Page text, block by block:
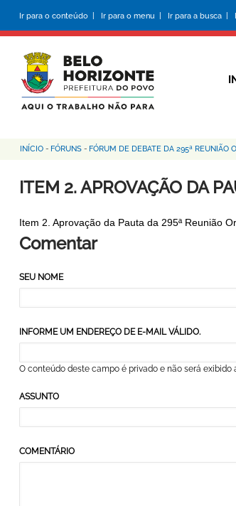
conteúdo
principal
Ir para o conteúdo | Ir para o menu | Ir para a busca |
Trilha
de
INÍCIO - FÓRUNS - FÓRUM DE DEBATE DA 295ª REUNIÃO
ITEM 2. APROVAÇÃO DA
Item 2. Aprovação da Pauta da 295ª Reunião
Comentar
SEU NOME
INFORME UM ENDEREÇO DE E-MAIL VÁLIDO.
O conteúdo deste campo é privado e não será exibido
ASSUNTO
COMENTÁRIO